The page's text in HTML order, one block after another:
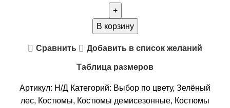
StormShield
В корзину
Сравнить Добавить в список желаний
Таблица размеров
Артикул: Н/Д Категорий: Выбор по цвету, Зелёный
лес, Костюмы, Костюмы демисезонные, Костюмы